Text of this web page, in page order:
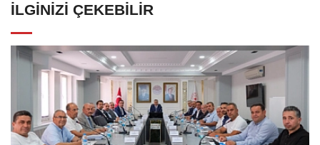
İLGINIZI ÇEKEBILIR